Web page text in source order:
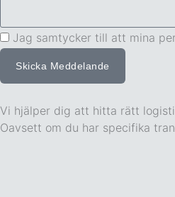
Jag samtycker till att mina
Skicka Meddelande
Vi hjälper dig att hitta rätt
Oavsett om du har specifika